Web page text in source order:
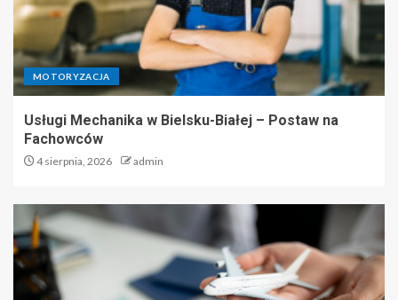
MOTORYZACJA
Usługi Mechanika w Bielsku-Białej – Postaw na
Fachowców
4 sierpnia, 2026 admin